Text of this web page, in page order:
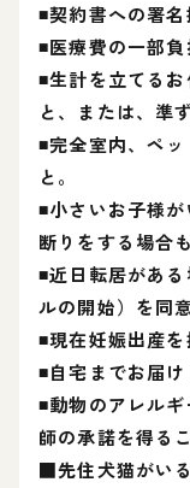
◾契約書への署
◾医療費の一部
◾生計を立てる
と、または、準
◾完全室内、ペ
と。
◾️小さいお子様
断りをする場合
◾近日転居があ
ルの開始）を同
◾現在妊娠出産
◾自宅までお届け
◾動物のアレル
師の承諾を得るこ
■先住犬猫がい